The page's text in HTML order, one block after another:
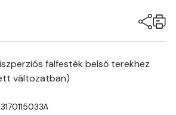
falfesték belső terekhez
változatban)